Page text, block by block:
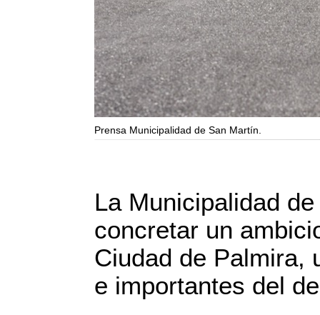
Prensa Municipalidad de San Martín.
La Municipalidad
concretar un
Ciudad de Palmira,
e importantes del